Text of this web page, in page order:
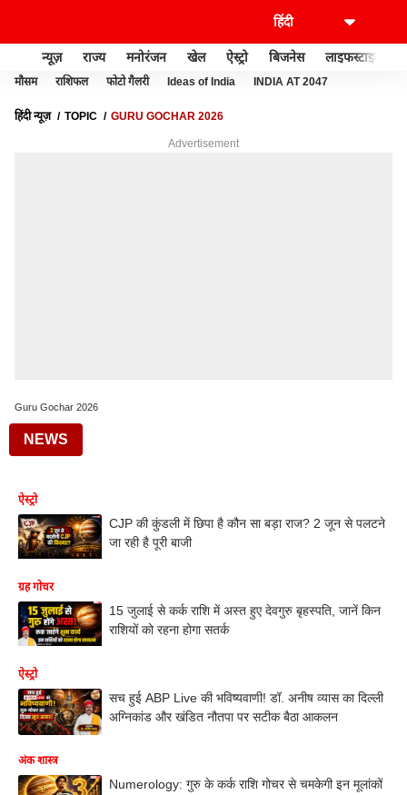
न्यूज़ राज्य मनोरंजन खेल ऐस्ट्रो बिजनेस लाइफस्टाइल
मौसम राशिफल फोटो गैलरी Ideas of India INDIA AT 2047
हिंदी न्यूज़ TOPIC GURU GOCHAR 2026
Advertisement
Guru Gochar 2026
NEWS
ऐस्ट्रो
CJP की कुंडली में छिपा है कौन सा बड़ा राज? 2 जून से पलटने
जा रही है पूरी बाजी
ग्रह गोचर
15 जुलाई से कर्क राशि में अस्त हुए देवगुरु बृहस्पति, जानें किन
राशियों को रहना होगा सतर्क
ऐस्ट्रो
सच हुई ABP Live की भविष्यवाणी! डॉ. अनीष व्यास का दिल्ली
अग्निकांड और खंडित नौतपा पर सटीक बैठा आकलन
अंक शास्त्र
Numerology: गुरु के कर्क राशि गोचर से चमकेगी इन मूलांकों